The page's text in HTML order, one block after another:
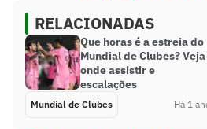
RELACIONADAS
Que horas é a estreia do
Mundial de Clubes? Veja
onde assistir e
escalações
Mundial de Clubes Há 1